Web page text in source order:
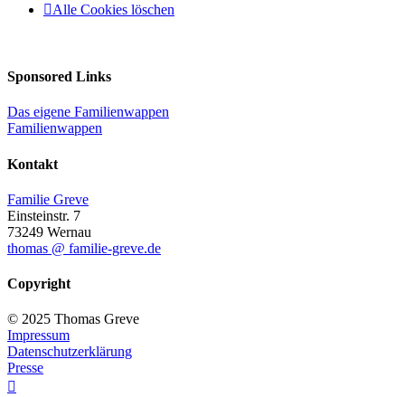
Alle Cookies löschen
Sponsored Links
Das eigene Familienwappen
Familienwappen
Kontakt
Familie Greve
Einsteinstr. 7
73249 Wernau
thomas @ familie-greve.de
Copyright
© 2025 Thomas Greve
Impressum
Datenschutzerklärung
Presse